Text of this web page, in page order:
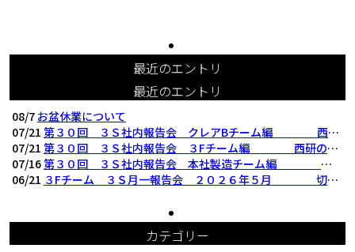
最近のエントリ
最近のエントリ
08/7 お盆休業について
07/21 第３０回 ３Ｓ社内報告会 クレアBチーム編 西研の３Ｓ活動（整理・整頓・清掃
07/21 第３０回 ３Ｓ社内報告会 ３Fチーム編 西研の３Ｓ活動（整理・整頓・清掃）
07/16第３０回 ３Ｓ社内報告会 本社製造チーム編 西研の３Ｓ活動（整理・整頓・清掃
06/21 ３Fチーム ３Ｓ月一報告会 ２０２６年５月 切削工具を考える西研より
カテゴリー